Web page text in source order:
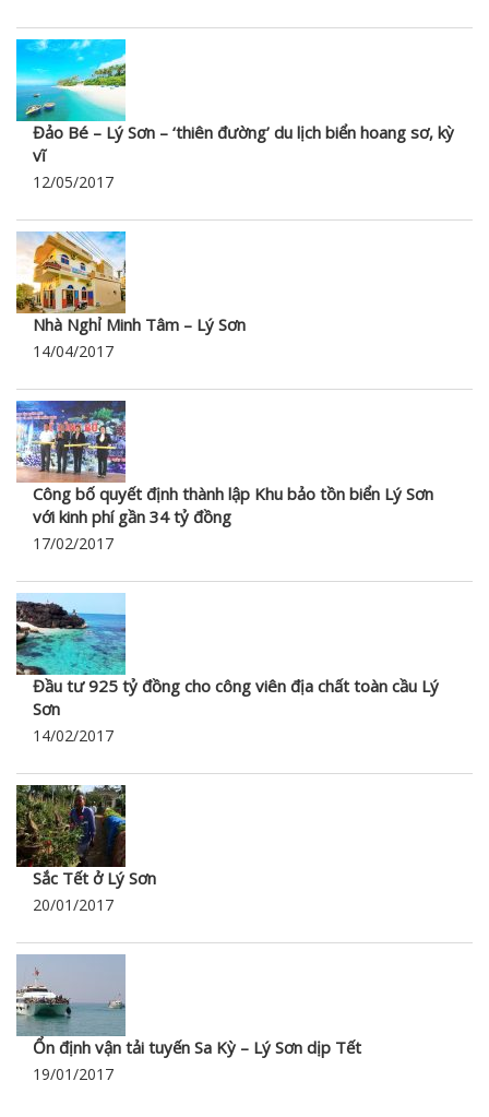
Đảo Bé – Lý Sơn – ‘thiên đường’ du lịch biển hoang sơ, kỳ
vĩ
12/05/2017
Nhà Nghỉ Minh Tâm – Lý Sơn
14/04/2017
Công bố quyết định thành lập Khu bảo tồn biển Lý Sơn
với kinh phí gần 34 tỷ đồng
17/02/2017
Đầu tư 925 tỷ đồng cho công viên địa chất toàn cầu Lý
Sơn
14/02/2017
Sắc Tết ở Lý Sơn
20/01/2017
Ổn định vận tải tuyến Sa Kỳ – Lý Sơn dịp Tết
19/01/2017